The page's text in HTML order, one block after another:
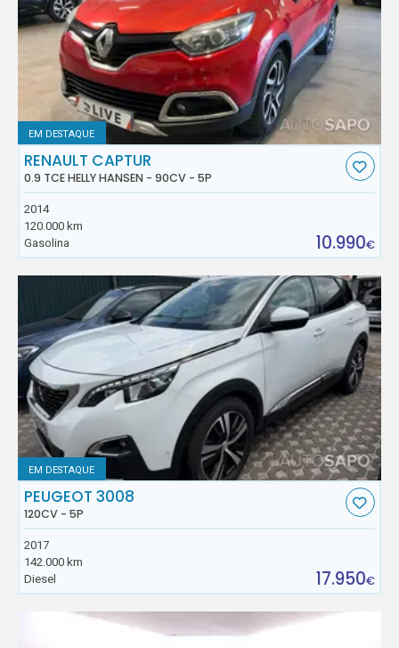
EM DESTAQUE
RENAULT CAPTUR
0.9 TCE HELLY HANSEN - 90CV - 5P
2014
120.000 km
Gasolina
10.990€
EM DESTAQUE
PEUGEOT 3008
120CV - 5P
2017
142.000 km
Diesel
17.950€